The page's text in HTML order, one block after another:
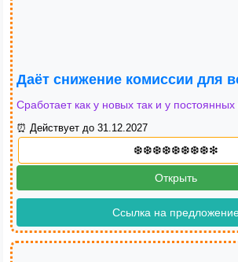
Даёт снижение комиссии для
Сработает как у новых так и у постоянных
⏰ Действует до 31.12.2027
Открыть
Ссылка на